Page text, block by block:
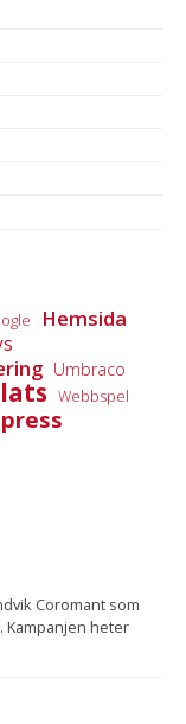
Hemsida
Umbraco
Webbspel
Coromant som
Kampanjen heter